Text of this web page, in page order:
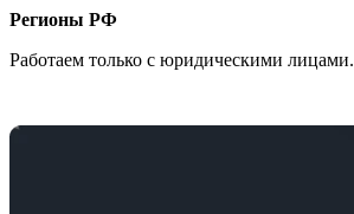
Регионы РФ
Работаем только с юридическими лицами.